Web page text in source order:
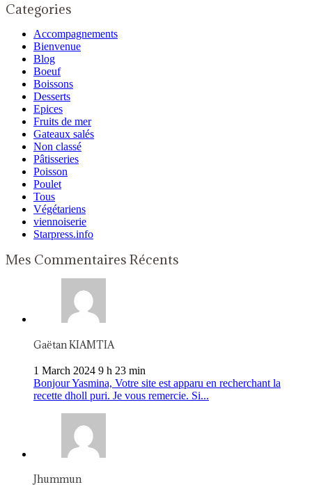
Categories
Accompagnements
Bienvenue
Blog
Boeuf
Boissons
Desserts
Epices
Fruits de mer
Gateaux salés
Non classé
Pâtisseries
Poisson
Poulet
Tous
Végétariens
viennoiserie
Starpress.info
Mes Commentaires Récents
Gaëtan KIAMTIA
1 March 2024 9 h 23 min
Bonjour Yasmina, Votre site est apparu en recherchant la
recette dholl puri. Je vous remercie. Si...
Jhummun